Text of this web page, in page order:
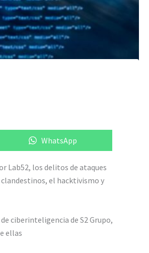
Compartir
WhatsApp
Lab52, los delitos de ataques
el hacktivismo y
ciberinteligencia de S2 Grupo,
ellas